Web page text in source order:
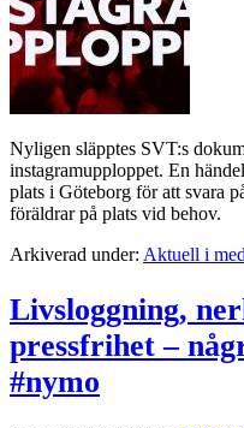
Nyligen släpptes SVT:s
instagramupploppet. En
plats i Göteborg för att svara
föräldrar på plats vid behov.
Arkiverad under: Aktuell i
Livsloggning,
pressfrihet –
#nymo